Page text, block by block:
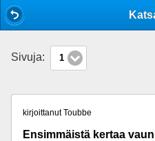
Sivuja: 1
kirjoittanut Toubbe
Ensimmäistä kertaa